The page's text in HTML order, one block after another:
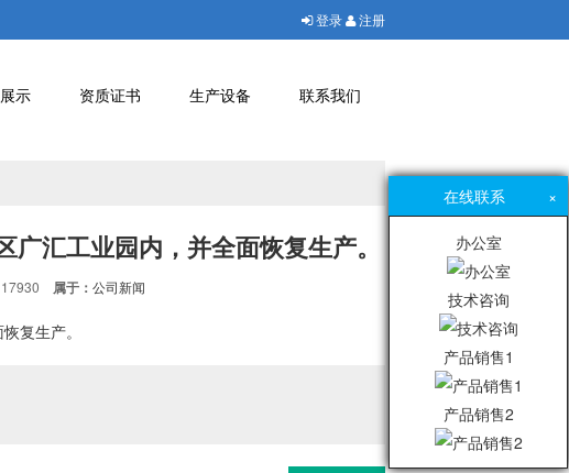
登录 注册
联系我们
生产设备
资质证书
示
汇工业园内，并全面恢复生产。
17930 属于： 公司新闻
复生产。
在线联系 ×
办公室
技术咨询
产品销售1
产品销售2